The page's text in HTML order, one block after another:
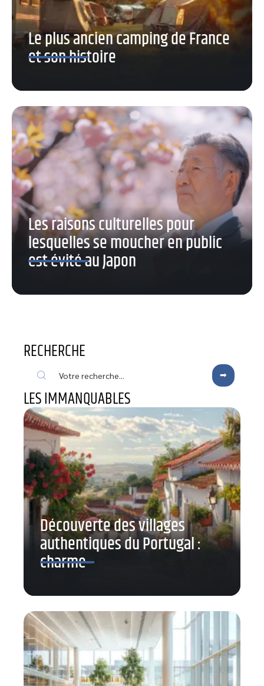
Le plus ancien camping de France
et son histoire
Les raisons culturelles pour
lesquelles se moucher en public
est évité au Japon
RECHERCHE
LES IMMANQUABLES
Découverte des villages
authentiques du Portugal :
charme